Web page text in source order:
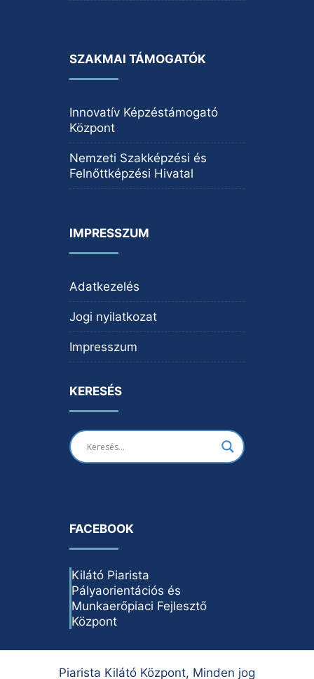
SZAKMAI TÁMOGATÓK
Innovatív Képzéstámogató
Központ
Nemzeti Szakképzési és
Felnőttképzési Hivatal
IMPRESSZUM
Adatkezelés
Jogi nyilatkozat
Impresszum
KERESÉS
FACEBOOK
Kilátó Piarista
Pályaorientációs és
Munkaerőpiaci Fejlesztő
Központ
Piarista Kilátó Központ, Minden jog